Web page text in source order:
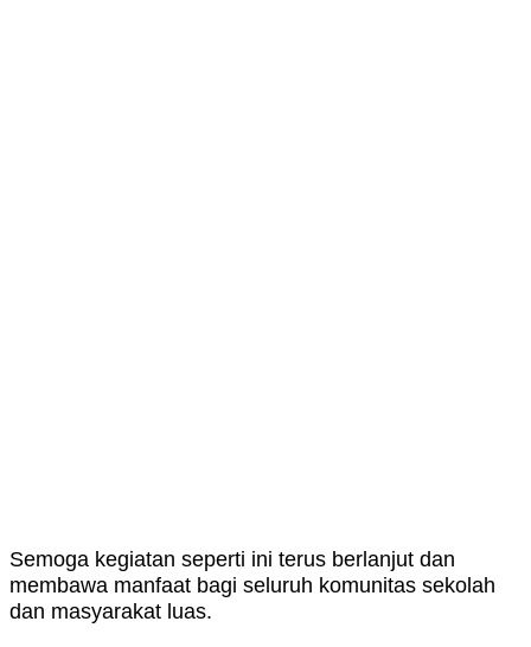
Semoga kegiatan seperti ini terus berlanjut dan
membawa manfaat bagi seluruh komunitas sekolah
dan masyarakat luas.